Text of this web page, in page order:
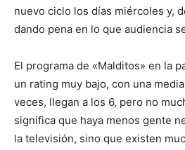
nuevo ciclo los días miércoles y,
dando pena en lo que audiencia
El programa de «Malditos» en la
un rating muy bajo, con una
veces, llegan a los 6, pero no
significa que haya menos gente
la televisión, sino que existen